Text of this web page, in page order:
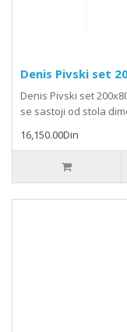
Denis Pivski set
Denis Pivski set
se sastoji od stola
16,150.00Din